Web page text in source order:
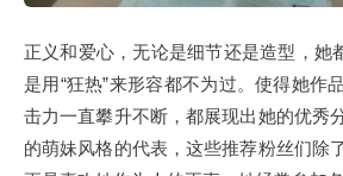
正义和爱心，无论是细节还是造型，她
是用“狂热”来形容都不为过。使得她作
击力一直攀升不断，都展现出她的优秀
的萌妹风格的代表，这些推荐粉丝们除